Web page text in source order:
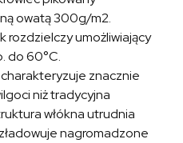
owatą 300g/m2.
rozdzielczy umożliwiający
do 60°C.
charakteryzuje znacznie
niż tradycyjna
włókna utrudnia
nagromadzone